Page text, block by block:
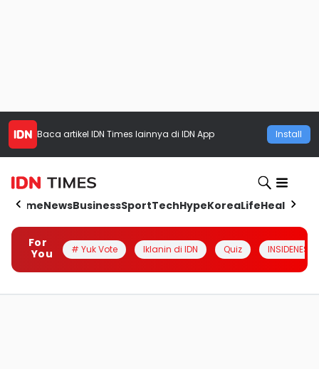
Baca artikel IDN Times lainnya di IDN App Install
HomeNewsBusinessSportTechHypeKoreaLifeHealth
For
You
# Yuk Vote Iklanin di IDN Quiz INSIDENESIA